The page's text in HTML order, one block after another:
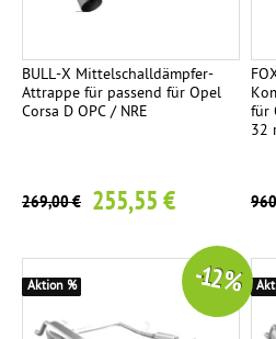
BULL-X Mittelschalldämpfer-
Attrappe für passend für Opel
Corsa D OPC / NRE
269,00 € 255,55 €
für
32
-12 %
Aktion %